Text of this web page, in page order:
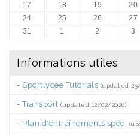
17
18 19 20
24
25 26 27
31
1 2 3
Informations utiles
- Sportlycée Tutorials (updated
-Transport (updated 12/02/2026)
- Plan d'entraînements spéc.